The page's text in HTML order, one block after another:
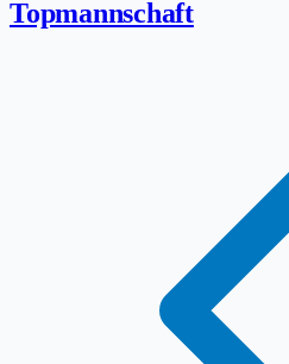
Topmannschaft